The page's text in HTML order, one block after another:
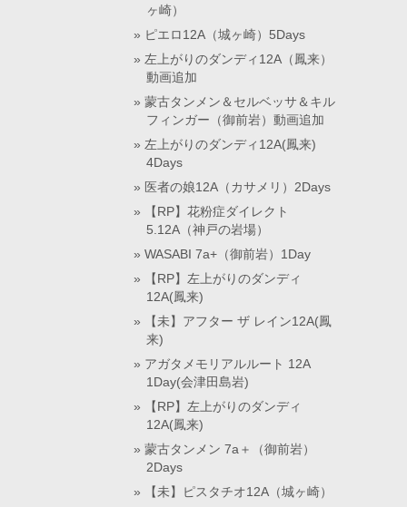
ヶ崎）
ピエロ12A（城ヶ崎）5Days
左上がりのダンディ12A（鳳来）
動画追加
蒙古タンメン＆セルベッサ＆キル
フィンガー（御前岩）動画追加
左上がりのダンディ12A(鳳来)
4Days
医者の娘12A（カサメリ）2Days
【RP】花粉症ダイレクト
5.12A（神戸の岩場）
WASABI 7a+（御前岩）1Day
【RP】左上がりのダンディ
12A(鳳来)
【未】アフター ザ レイン12A(鳳
来)
アガタメモリアルルート 12A
1Day(会津田島岩)
【RP】左上がりのダンディ
12A(鳳来)
蒙古タンメン 7a＋（御前岩）
2Days
【未】ピスタチオ12A（城ヶ崎）